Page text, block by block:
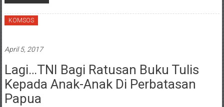
KOMSOS
April 5, 2017
Lagi…TNI Bagi Ratusan Buku Tulis
Kepada Anak-Anak Di Perbatasan
Papua